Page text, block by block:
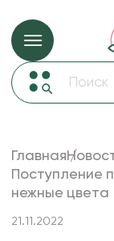
Упаковка для цветов
Коробки для цветов
Декор для дома
Лента
Главная
Поступление
нежные цвета
21.11.2022